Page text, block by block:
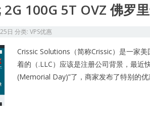
100G 5T OVZ 佛罗
日 分类: VPS优惠
Crissic Solutions（简称Crissic）是一家美
着的（.LLC）应该是注册公司背景，最近
(Memorial Day)”了，商家发布了特别的